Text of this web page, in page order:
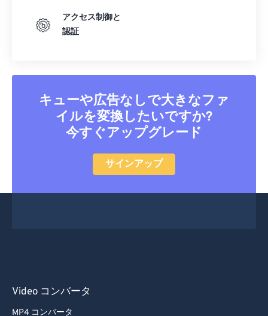
アクセス制御と
認証
キューや広告なしで大きなファ
イルを変換したいですか?
今すぐアップグレード
サインアップ
Video コンバータ
MP4 コンバータ